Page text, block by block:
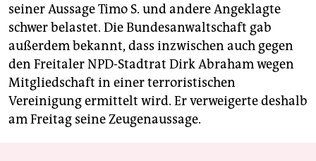
seiner Aussage Timo S. und andere Angeklagte
schwer belastet. Die Bundesanwaltschaft gab
außerdem bekannt, dass inzwischen auch gegen
den Freitaler NPD-Stadtrat Dirk Abraham wegen
Mitgliedschaft in einer terroristischen
Vereinigung ermittelt wird. Er verweigerte deshalb
am Freitag seine Zeugenaussage.